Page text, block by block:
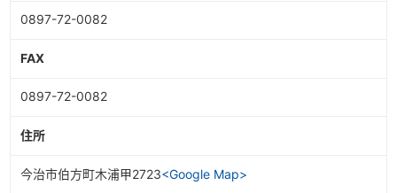
0897-72-0082
FAX
0897-72-0082
住所
今治市伯方町木浦甲2723<Google Map>